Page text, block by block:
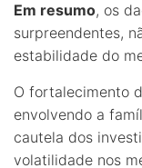
Em resumo, os
surpreendentes,
estabilidade do
O fortalecimento
envolvendo a
cautela dos
volatilidade nos